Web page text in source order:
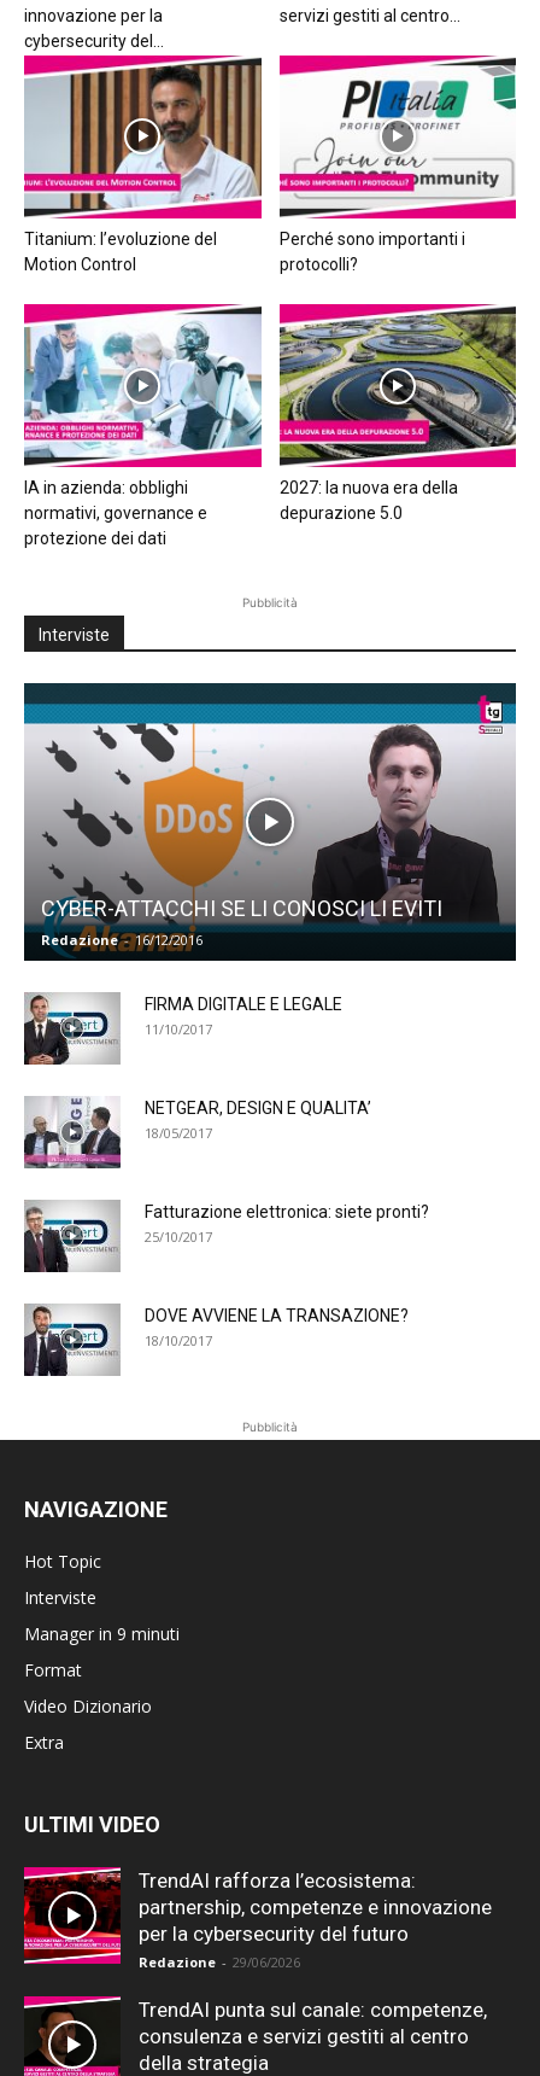
innovazione per la
cybersecurity del...
servizi gestiti al centro...
Titanium: l’evoluzione del
Motion Control
Perché sono importanti i
protocolli?
IA in azienda: obblighi
normativi, governance e
protezione dei dati
2027: la nuova era della
depurazione 5.0
Pubblicità
Interviste
CYBER-ATTACCHI SE LI CONOSCI LI EVITI
Redazione - 16/12/2016
FIRMA DIGITALE E LEGALE
11/10/2017
NETGEAR, DESIGN E QUALITA’
18/05/2017
Fatturazione elettronica: siete pronti?
25/10/2017
DOVE AVVIENE LA TRANSAZIONE?
18/10/2017
Pubblicità
NAVIGAZIONE
Hot Topic
Interviste
Manager in 9 minuti
Format
Video Dizionario
Extra
ULTIMI VIDEO
TrendAI rafforza l’ecosistema:
partnership, competenze e innovazione
per la cybersecurity del futuro
Redazione - 29/06/2026
TrendAI punta sul canale: competenze,
consulenza e servizi gestiti al centro
della strategia